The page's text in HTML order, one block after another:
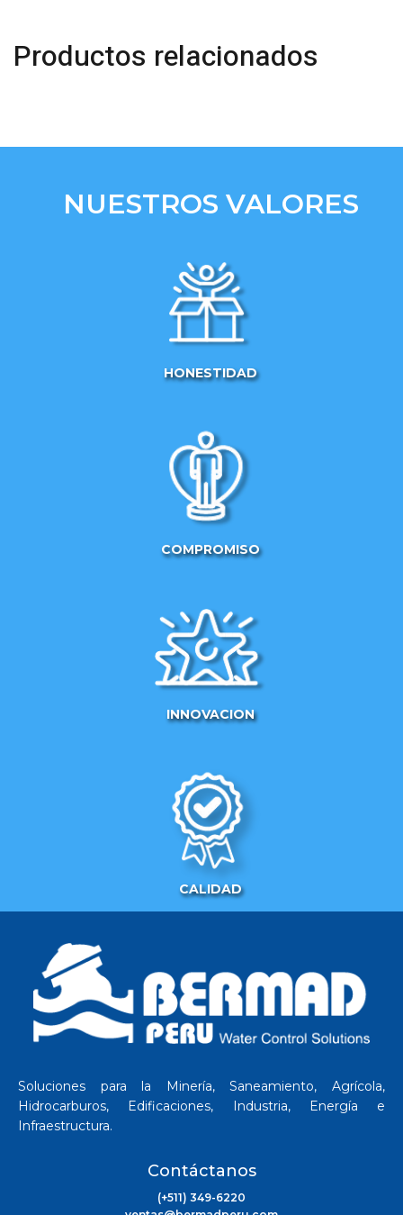
Productos relacionados
NUESTROS VALORES
HONESTIDAD
COMPROMISO
INNOVACION
CALIDAD
Soluciones para la Minería, Saneamiento, Agrícola,
Hidrocarburos, Edificaciones, Industria, Energía e
Infraestructura.
Contáctanos
(+511) 349-6220